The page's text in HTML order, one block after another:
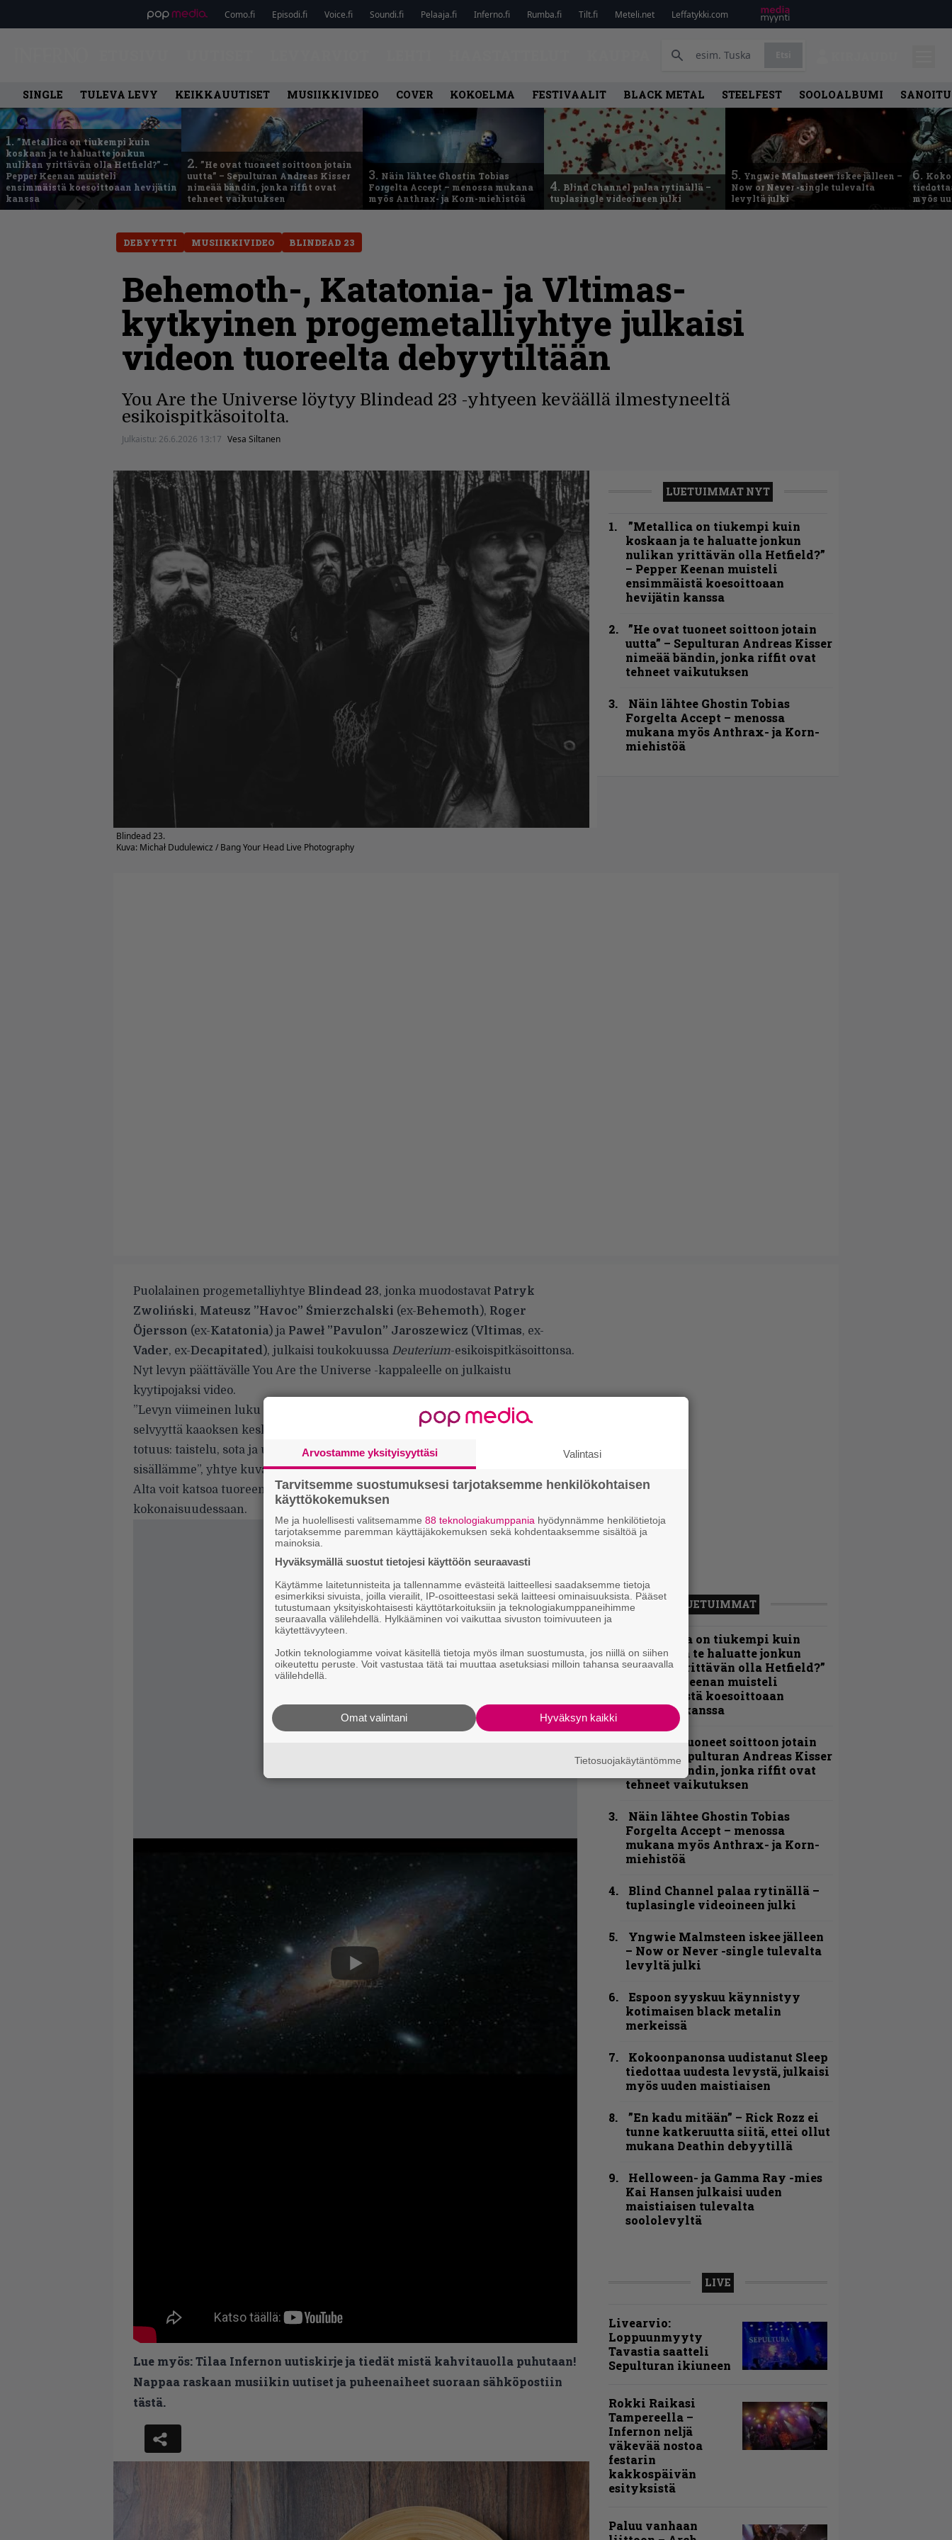
Como.fi Episodi.fi Voice.fi Soundi.fi Pelaaja.fi Inferno.fi Rumba.fi Tilt.fi Meteli.net Leffatykki.com
SINGLE TULEVA LEVY KEIKKAUUTISET MUSIIKKIVIDEO COVER KOKOELMA FESTIVAALIT BLACK METAL STEELFEST SOOLOALBUMI
1. ”Metallica on tiukempi kuin
koskaan ja te haluatte jonkun
nulikan yrittävän olla Hetfield?” –
Pepper Keenan muisteli
ensimmäistä koesoittoaan hevijätin
kanssa
2. ”He ovat tuoneet soittoon jotain
uutta” – Sepulturan Andreas Kisser
nimeää bändin, jonka riffit ovat
tehneet vaikutuksen
3. Näin lähtee Ghostin Tobias
Forgelta Accept – menossa mukana
myös Anthrax- ja Korn-miehistöä
4. Blind Channel palaa rytinällä –
tuplasingle videoineen julki
5. Yngwie Malmsteen iskee jälleen –
Now or Never -single tulevalta
levyltä julki
6.
myös
DEBYYTTI MUSIIKKIVIDEO BLINDEAD 23
Behemoth-, Katatonia- ja Vltimas-
kytkyinen progemetalliyhtye julkaisi
videon tuoreelta debyytiltään
You Are the Universe löytyy Blindead 23 -yhtyeen keväällä ilmestyneeltä
esikoispitkäsoitolta.
Julkaistu: 26.6.2026 13:17 Vesa Siltanen
Blindead 23.
Kuva: Michał Dudulewicz / Bang Your Head Live Photography
LUETUIMMAT NYT
”Metallica on tiukempi kuin
koskaan ja te haluatte jonkun
nulikan yrittävän olla Hetfield?”
– Pepper Keenan muisteli
ensimmäistä koesoittoaan
hevijätin kanssa
”He ovat tuoneet soittoon jotain
uutta” – Sepulturan Andreas Kisser
nimeää bändin, jonka riffit ovat
tehneet vaikutuksen
Näin lähtee Ghostin Tobias
Forgelta Accept – menossa
mukana myös Anthrax- ja Korn-
miehistöä
Puolalainen progemetalliyhtye Blindead 23, jonka muodostavat Patryk
Zwoliński, Mateusz ”Havoc” Śmierzchalski (ex-Behemoth), Roger
Öjersson (ex-Katatonia) ja Paweł ”Pavulon” Jaroszewicz (Vltimas, ex-
Vader, ex-Decapitated), julkaisi toukokuussa Deuterium-esikoispitkäsoittonsa.
Nyt levyn päättävälle You Are the Universe -kappaleelle on julkaistu
kyytipojaksi video.
”Levyn viimeinen luku käsittelee kontrollista luopumista ja sitä, miten löytää
selvyyttä kaaoksen keskeltä. Se on sukellus itseen, jonka myötä paljastuu syvä
totuus: taistelu, sota ja universumi itsessään ovat aina olleet olemassa
sisällämme”, yhtye kuvailee.
Alta voit katsoa tuoreen videon sekä kuunnella yhtyeen debyytin
kokonaisuudessaan.
Lue myös:Tilaa Infernon uutiskirje ja tiedät mistä kahvitauolla puhutaan!
Nappaa raskaan musiikin uutiset ja puheenaiheet suoraan sähköpostiin
tästä.
LUETUIMMAT
”Metallica on tiukempi kuin
koskaan ja te haluatte jonkun
nulikan yrittävän olla Hetfield?”
– Pepper Keenan muisteli
ensimmäistä koesoittoaan
hevijätin kanssa
”He ovat tuoneet soittoon jotain
uutta” – Sepulturan Andreas Kisser
nimeää bändin, jonka riffit ovat
tehneet vaikutuksen
Näin lähtee Ghostin Tobias
Forgelta Accept – menossa
mukana myös Anthrax- ja Korn-
miehistöä
Blind Channel palaa rytinällä –
tuplasingle videoineen julki
Yngwie Malmsteen iskee jälleen
– Now or Never -single tulevalta
levyltä julki
Espoon syyskuu käynnistyy
kotimaisen black metalin
merkeissä
Kokoonpanonsa uudistanut Sleep
tiedottaa uudesta levystä, julkaisi
myös uuden maistiaisen
”En kadu mitään” – Rick Rozz ei
tunne katkeruutta siitä, ettei ollut
mukana Deathin debyytillä
Helloween- ja Gamma Ray -mies
Kai Hansen julkaisi uuden
maistiaisen tulevalta
soololevyltä
LIVE
Livearvio:
Loppuunmyyty
Tavastia saatteli
Sepulturan ikiuneen
Rokki Raikasi
Tampereella –
Infernon neljä
väkevää nostoa
festarin
kakkospäivän
esityksistä
Paluu vanhaan
Arvostamme yksityisyyttäsi Valintasi
Tarvitsemme suostumuksesi tarjotaksemme henkilökohtaisen
käyttökokemuksen
Me ja huolellisesti valitsemamme 88 teknologiakumppania hyödynnämme henkilötietoja
tarjotaksemme paremman käyttäjäkokemuksen sekä kohdentaaksemme sisältöä ja
mainoksia.
Hyväksymällä suostut tietojesi käyttöön seuraavasti
Käytämme laitetunnisteita ja tallennamme evästeitä laitteellesi saadaksemme tietoja
esimerkiksi sivuista, joilla vierailit, IP-osoitteestasi sekä laitteesi ominaisuuksista. Pääset
tutustumaan yksityiskohtaisesti käyttötarkoituksiin ja teknologiakumppaneihimme
seuraavalla välilehdellä. Hylkääminen voi vaikuttaa sivuston toimivuuteen ja
käytettävyyteen.
Jotkin teknologiamme voivat käsitellä tietoja myös ilman suostumusta, jos niillä on siihen
oikeutettu peruste. Voit vastustaa tätä tai muuttaa asetuksiasi milloin tahansa seuraavalla
välilehdellä.
Hyväksyn kaikki
Omat valintani
Tietosuojakäytäntömme